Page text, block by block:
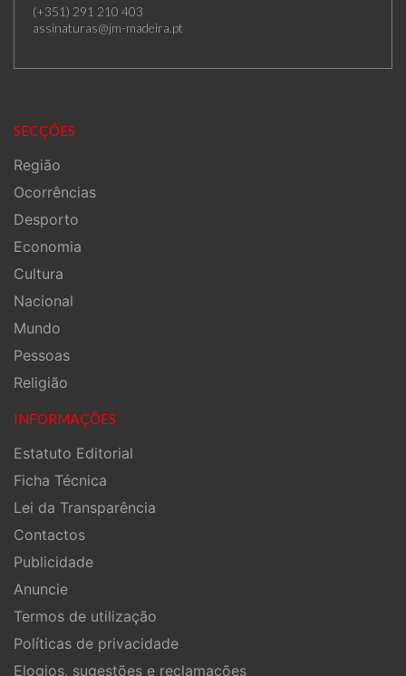
(+351) 291 210 403
assinaturas@jm-madeira.pt
SECÇÕES
Região
Ocorrências
Desporto
Economia
Cultura
Nacional
Mundo
Pessoas
Religião
INFORMAÇÕES
Estatuto Editorial
Ficha Técnica
Lei da Transparência
Contactos
Publicidade
Anuncie
Termos de utilização
Políticas de privacidade
Elogios, sugestões e reclamações